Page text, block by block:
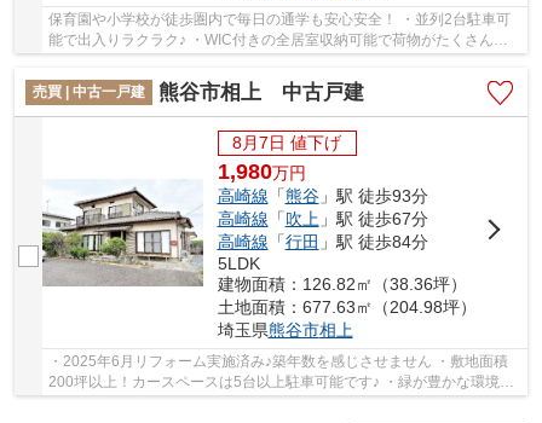
保育園や小学校が徒歩圏内で毎日の通学も安心安全！ ・並列2台駐車可
能で出入りラクラク♪ ・WIC付きの全居室収納可能で荷物がたくさん納
売買 | 中古一戸建
熊谷市相上 中古戸建
8月7日 値下げ
1,980万円
高崎線 「熊谷」駅 徒歩93分
高崎線 「吹上 」駅 徒歩67分
高崎線 「行田 」駅 徒歩84分
5LDK
建物面積：126.82㎡（38.36坪）
土地面積：677.63㎡（204.98坪）
埼玉県熊谷市相上
・2025年6月リフォーム実施済み♪築年数を感じさせません ・敷地面積
200坪以上！カースペースは5台以上駐車可能です♪ ・緑が豊かな環境で